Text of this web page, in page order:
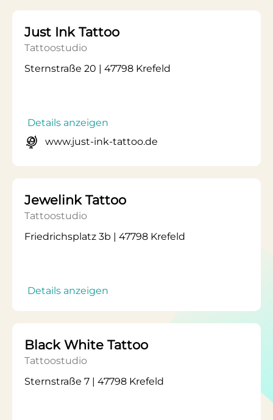
Just Ink Tattoo
Tattoostudio
Sternstraße 20 | 47798 Krefeld
Details anzeigen
www.just-ink-tattoo.de
Jewelink Tattoo
Tattoostudio
Friedrichsplatz 3b | 47798 Krefeld
Details anzeigen
Black White Tattoo
Tattoostudio
Sternstraße 7 | 47798 Krefeld